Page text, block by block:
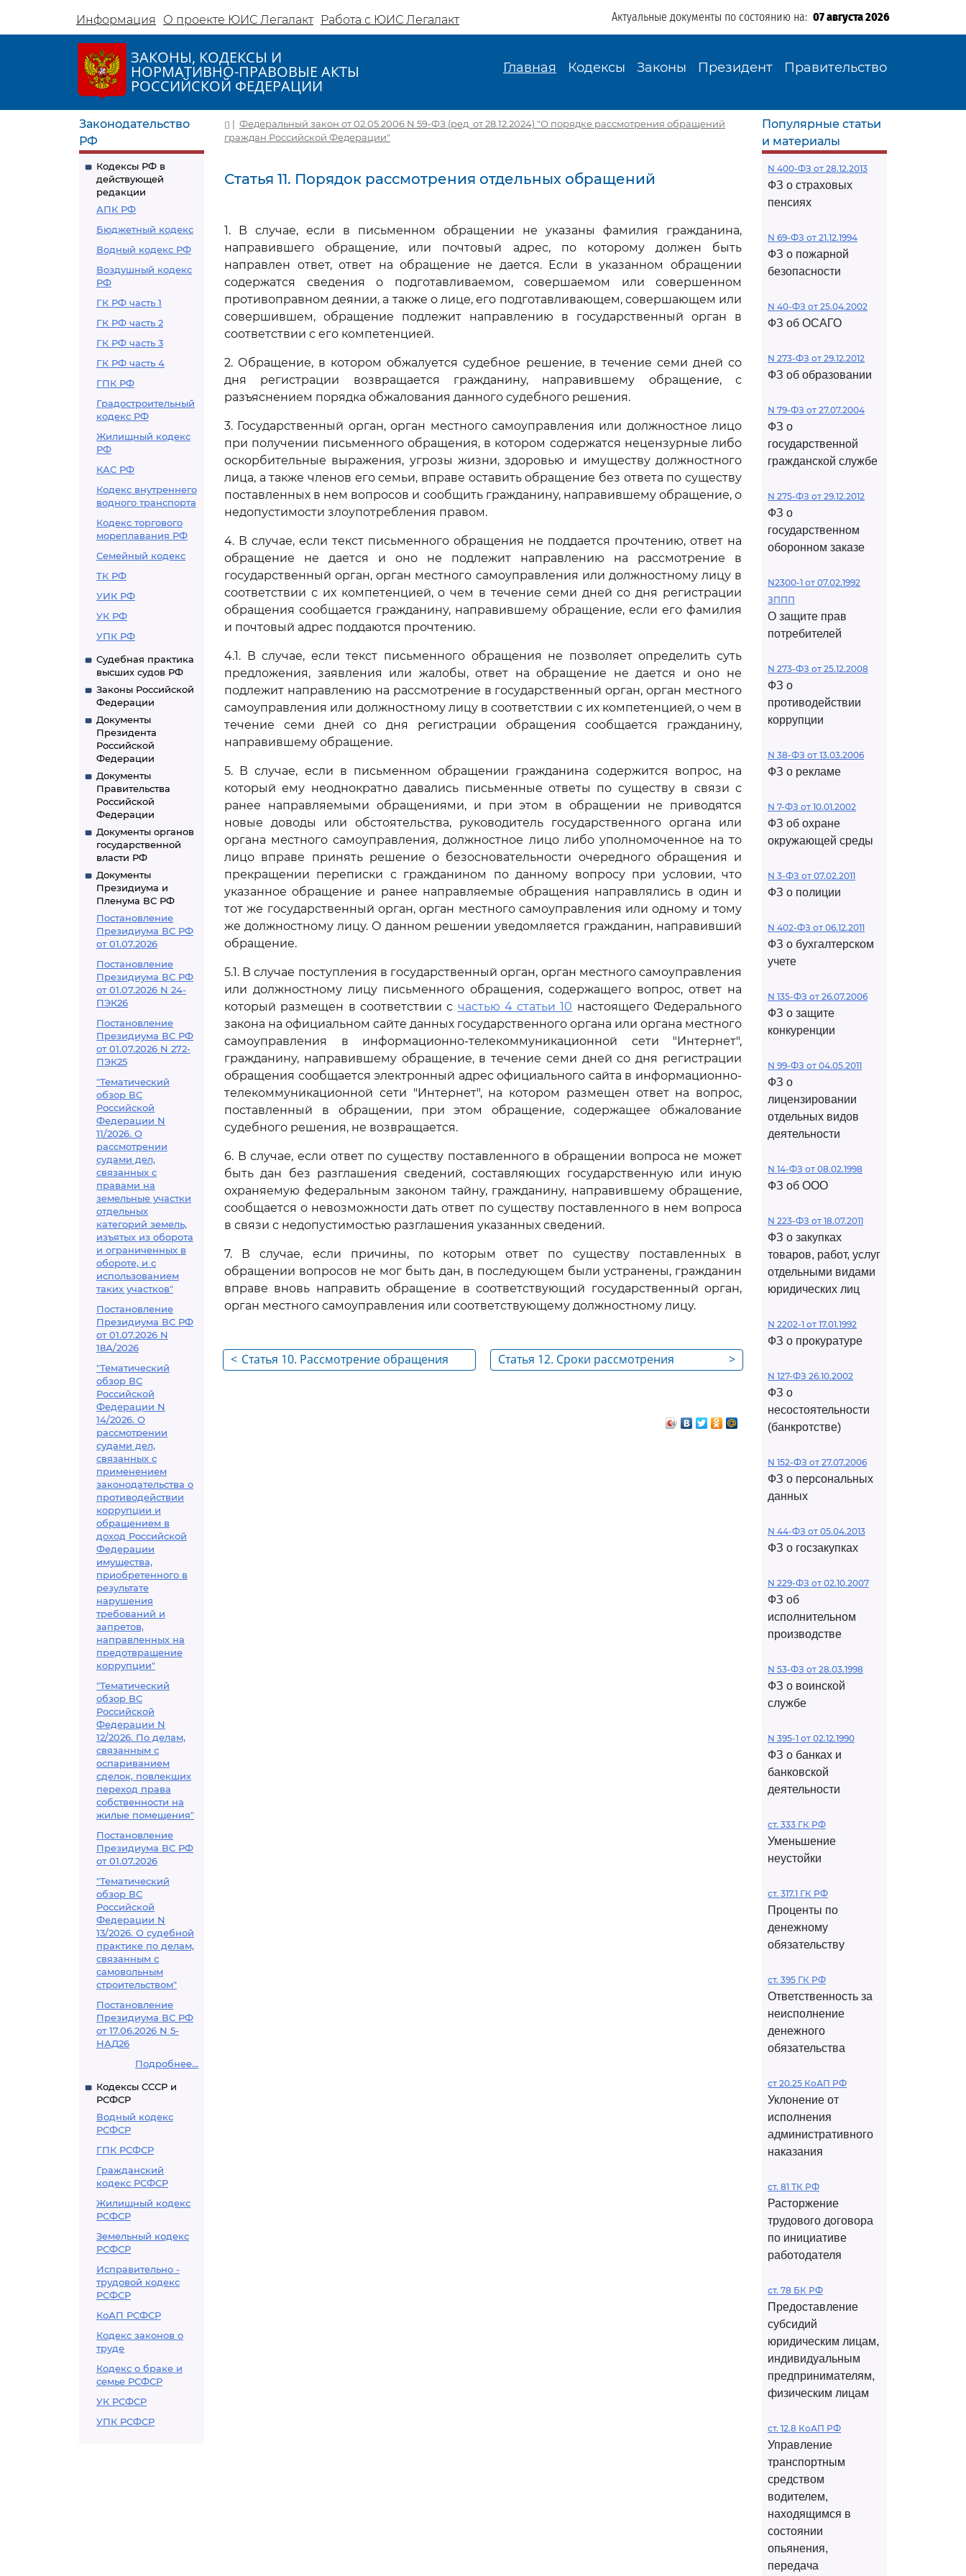
Информация О проекте ЮИС Легалакт Работа с ЮИС Легалакт Актуальные документы по состоянию на: 07 августа 2026
ЗАКОНЫ, КОДЕКСЫ И
НОРМАТИВНО-ПРАВОВЫЕ АКТЫ
РОССИЙСКОЙ ФЕДЕРАЦИИ
Главная Кодексы Законы Президент Правительство
Законодательство
РФ
Кодексы РФ в
действующей
редакции
АПК РФ
Бюджетный кодекс
Водный кодекс РФ
Воздушный кодекс
РФ
ГК РФ часть 1
ГК РФ часть 2
ГК РФ часть 3
ГК РФ часть 4
ГПК РФ
Градостроительный
кодекс РФ
Жилищный кодекс
РФ
КАС РФ
Кодекс внутреннего
водного транспорта
Кодекс торгового
мореплавания РФ
Семейный кодекс
ТК РФ
УИК РФ
УК РФ
УПК РФ
Судебная практика
высших судов РФ
Законы Российской
Федерации
Документы
Президента
Российской
Федерации
Документы
Правительства
Российской
Федерации
Документы органов
государственной
власти РФ
Документы
Президиума и
Пленума ВС РФ
Постановление
Президиума ВС РФ
от 01.07.2026
Постановление
Президиума ВС РФ
от 01.07.2026 N 24-
ПЭК26
Постановление
Президиума ВС РФ
от 01.07.2026 N 272-
ПЭК25
"Тематический
обзор ВС
Российской
Федерации N
11/2026. О
рассмотрении
судами дел,
связанных с
правами на
земельные участки
отдельных
категорий земель,
изъятых из оборота
и ограниченных в
обороте, и с
использованием
таких участков"
Постановление
Президиума ВС РФ
от 01.07.2026 N
18А/2026
"Тематический
обзор ВС
Российской
Федерации N
14/2026. О
рассмотрении
судами дел,
связанных с
применением
законодательства о
противодействии
коррупции и
обращением в
доход Российской
Федерации
имущества,
приобретенного в
результате
нарушения
требований и
запретов,
направленных на
предотвращение
коррупции"
"Тематический
обзор ВС
Российской
Федерации N
12/2026. По делам,
связанным с
оспариванием
сделок, повлекших
переход права
собственности на
жилые помещения"
Постановление
Президиума ВС РФ
от 01.07.2026
"Тематический
обзор ВС
Российской
Федерации N
13/2026. О судебной
практике по делам,
связанным с
самовольным
строительством"
Постановление
Президиума ВС РФ
от 17.06.2026 N 5-
НАД26
Подробнее...
Кодексы СССР и
РСФСР
Водный кодекс
РСФСР
ГПК РСФСР
Гражданский
кодекс РСФСР
Жилищный кодекс
РСФСР
Земельный кодекс
РСФСР
Исправительно -
трудовой кодекс
РСФСР
КоАП РСФСР
Кодекс законов о
труде
Кодекс о браке и
семье РСФСР
УК РСФСР
УПК РСФСР
| Федеральный закон от 02.05.2006 N 59-ФЗ (ред. от 28.12.2024) "О порядке рассмотрения обращений
граждан Российской Федерации"
Статья 11. Порядок рассмотрения отдельных обращений
1. В случае, если в письменном обращении не указаны фамилия гражданина,
направившего обращение, или почтовый адрес, по которому должен быть
направлен ответ, ответ на обращение не дается. Если в указанном обращении
содержатся сведения о подготавливаемом, совершаемом или совершенном
противоправном деянии, а также о лице, его подготавливающем, совершающем или
совершившем, обращение подлежит направлению в государственный орган в
соответствии с его компетенцией.
2. Обращение, в котором обжалуется судебное решение, в течение семи дней со
дня регистрации возвращается гражданину, направившему обращение, с
разъяснением порядка обжалования данного судебного решения.
3. Государственный орган, орган местного самоуправления или должностное лицо
при получении письменного обращения, в котором содержатся нецензурные либо
оскорбительные выражения, угрозы жизни, здоровью и имуществу должностного
лица, а также членов его семьи, вправе оставить обращение без ответа по существу
поставленных в нем вопросов и сообщить гражданину, направившему обращение, о
недопустимости злоупотребления правом.
4. В случае, если текст письменного обращения не поддается прочтению, ответ на
обращение не дается и оно не подлежит направлению на рассмотрение в
государственный орган, орган местного самоуправления или должностному лицу в
соответствии с их компетенцией, о чем в течение семи дней со дня регистрации
обращения сообщается гражданину, направившему обращение, если его фамилия
и почтовый адрес поддаются прочтению.
4.1. В случае, если текст письменного обращения не позволяет определить суть
предложения, заявления или жалобы, ответ на обращение не дается и оно не
подлежит направлению на рассмотрение в государственный орган, орган местного
самоуправления или должностному лицу в соответствии с их компетенцией, о чем в
течение семи дней со дня регистрации обращения сообщается гражданину,
направившему обращение.
5. В случае, если в письменном обращении гражданина содержится вопрос, на
который ему неоднократно давались письменные ответы по существу в связи с
ранее направляемыми обращениями, и при этом в обращении не приводятся
новые доводы или обстоятельства, руководитель государственного органа или
органа местного самоуправления, должностное лицо либо уполномоченное на то
лицо вправе принять решение о безосновательности очередного обращения и
прекращении переписки с гражданином по данному вопросу при условии, что
указанное обращение и ранее направляемые обращения направлялись в один и
тот же государственный орган, орган местного самоуправления или одному и тому
же должностному лицу. О данном решении уведомляется гражданин, направивший
обращение.
5.1. В случае поступления в государственный орган, орган местного самоуправления
или должностному лицу письменного обращения, содержащего вопрос, ответ на
который размещен в соответствии с частью 4 статьи 10 настоящего Федерального
закона на официальном сайте данных государственного органа или органа местного
самоуправления в информационно-телекоммуникационной сети "Интернет",
гражданину, направившему обращение, в течение семи дней со дня регистрации
обращения сообщается электронный адрес официального сайта в информационно-
телекоммуникационной сети "Интернет", на котором размещен ответ на вопрос,
поставленный в обращении, при этом обращение, содержащее обжалование
судебного решения, не возвращается.
6. В случае, если ответ по существу поставленного в обращении вопроса не может
быть дан без разглашения сведений, составляющих государственную или иную
охраняемую федеральным законом тайну, гражданину, направившему обращение,
сообщается о невозможности дать ответ по существу поставленного в нем вопроса
в связи с недопустимостью разглашения указанных сведений.
7. В случае, если причины, по которым ответ по существу поставленных в
обращении вопросов не мог быть дан, в последующем были устранены, гражданин
вправе вновь направить обращение в соответствующий государственный орган,
орган местного самоуправления или соответствующему должностному лицу.
< Статья 10. Рассмотрение обращения >
Статья 12. Сроки рассмотрения
Популярные статьи
и материалы
N 400-ФЗ от 28.12.2013
ФЗ о страховых
пенсиях
N 69-ФЗ от 21.12.1994
ФЗ о пожарной
безопасности
N 40-ФЗ от 25.04.2002
ФЗ об ОСАГО
N 273-ФЗ от 29.12.2012
ФЗ об образовании
N 79-ФЗ от 27.07.2004
ФЗ о
государственной
гражданской службе
N 275-ФЗ от 29.12.2012
ФЗ о
государственном
оборонном заказе
N2300-1 от 07.02.1992
ЗППП
О защите прав
потребителей
N 273-ФЗ от 25.12.2008
ФЗ о
противодействии
коррупции
N 38-ФЗ от 13.03.2006
ФЗ о рекламе
N 7-ФЗ от 10.01.2002
ФЗ об охране
окружающей среды
N 3-ФЗ от 07.02.2011
ФЗ о полиции
N 402-ФЗ от 06.12.2011
ФЗ о бухгалтерском
учете
N 135-ФЗ от 26.07.2006
ФЗ о защите
конкуренции
N 99-ФЗ от 04.05.2011
ФЗ о
лицензировании
отдельных видов
деятельности
N 14-ФЗ от 08.02.1998
ФЗ об ООО
N 223-ФЗ от 18.07.2011
ФЗ о закупках
товаров, работ, услуг
отдельными видами
юридических лиц
N 2202-1 от 17.01.1992
ФЗ о прокуратуре
N 127-ФЗ 26.10.2002
ФЗ о
несостоятельности
(банкротстве)
N 152-ФЗ от 27.07.2006
ФЗ о персональных
данных
N 44-ФЗ от 05.04.2013
ФЗ о госзакупках
N 229-ФЗ от 02.10.2007
ФЗ об
исполнительном
производстве
N 53-ФЗ от 28.03.1998
ФЗ о воинской
службе
N 395-1 от 02.12.1990
ФЗ о банках и
банковской
деятельности
ст. 333 ГК РФ
Уменьшение
неустойки
ст. 317.1 ГК РФ
Проценты по
денежному
обязательству
ст. 395 ГК РФ
Ответственность за
неисполнение
денежного
обязательства
ст 20.25 КоАП РФ
Уклонение от
исполнения
административного
наказания
ст. 81 ТК РФ
Расторжение
трудового договора
по инициативе
работодателя
ст. 78 БК РФ
Предоставление
субсидий
юридическим лицам,
индивидуальным
предпринимателям,
физическим лицам
ст. 12.8 КоАП РФ
Управление
транспортным
средством
водителем,
находящимся в
состоянии
опьянения,
передача